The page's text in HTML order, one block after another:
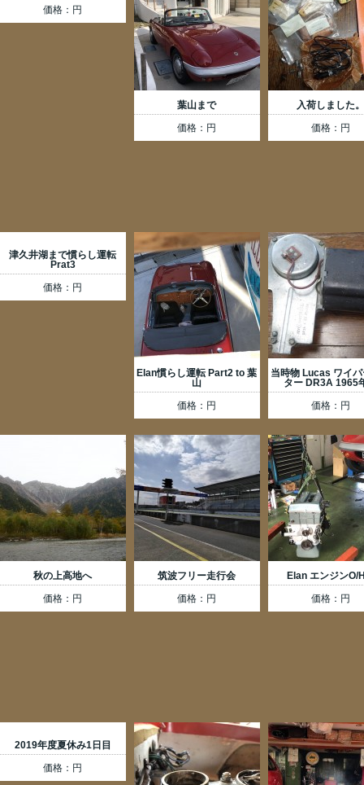
価格：円
葉山まで
価格：円
入荷しました
価格：円
津久井湖まで慣らし運転
Prat3
価格：円
Elan慣らし運転 Part2 to 葉
山
価格：円
当時物 Lucas ワイ
ター DR3A 1965
価格：円
秋の上高地へ
価格：円
筑波フリー走行会
価格：円
Elan エンジンO/
価格：円
2019年度夏休み1日目
価格：円